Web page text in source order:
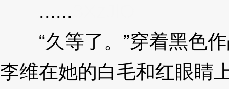
......
“久等了。”穿着黑色作
李维在她的白毛和红眼睛